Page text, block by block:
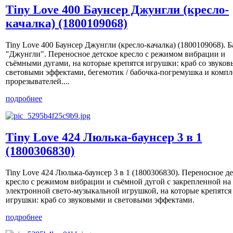
Tiny Love 400 Баунсер Джунгли (кресло-
качалка) (1800109068)
Tiny Love 400 Баунсер Джунгли (кресло-качалка) (1800109068).
"Джунгли". Переносное детское кресло с режимом вибрации и
съёмными дугами, на которые крепятся игрушки: краб со
световыми эффектами, бегемотик / бабочка-погремушка и
прорезывателей....
подробнее
Tiny Love 424 Люлька-баунсер 3 в 1
(1800306830)
Tiny Love 424 Люлька-баунсер 3 в 1 (1800306830). Переносное
кресло с режимом вибрации и съёмной дугой с закрепленной на
электронной свето-музыкальной игрушкой, на которые крепятся
игрушки: краб со звуковыми и световыми эффектами.
подробнее